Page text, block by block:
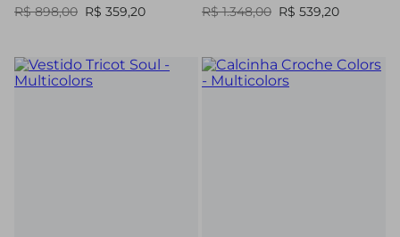
R$ 898,00 R$ 359,20 R$ 1.348,00 R$ 539,20